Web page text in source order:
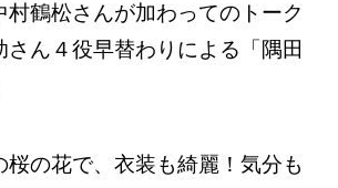
村鶴松さんが加わってのトーク
さん４役早替わりによる「隅田
桜の花で、衣装も綺麗！気分も